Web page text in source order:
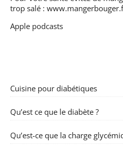
trop salé :
Apple podcasts
Cuisine pour diabétiques
Qu’est ce que le diabète ?
Qu’est-ce que la charge